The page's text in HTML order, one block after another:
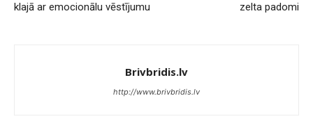
klajā ar emocionālu vēstījumu
zelta padomi
Brivbridis.lv
http://www.brivbridis.lv